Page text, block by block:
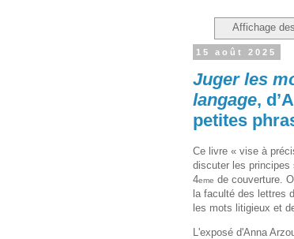
Affichage
15 août 2025
Juger les
langage,
petites
Ce livre « vise à
discuter les
4eme de couverture.
la faculté des lettres
les mots litigieux et
L'exposé d'Anna